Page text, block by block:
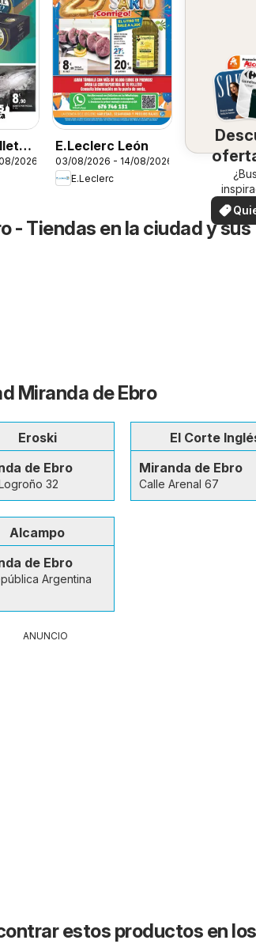
2026
E.Leclerc León
03/08/2026 - 14/08/2026
E.Leclerc
su
¡Vea
en su
ver
- Tiendas en la ciudad y sus
Miranda de Ebro
Eroski
de Ebro
32
El Corte
Miranda de Ebro
Calle Arenal 67
Alcampo
de Ebro
Argentina
ANUNCIO
estos productos en los